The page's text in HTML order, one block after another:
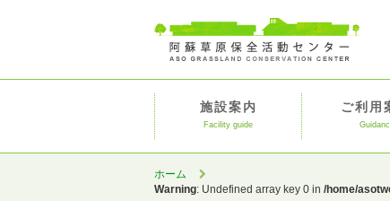
施設案内
Facility guide
ご利用
ホーム
Warning: Undefined array key 0 in /home/